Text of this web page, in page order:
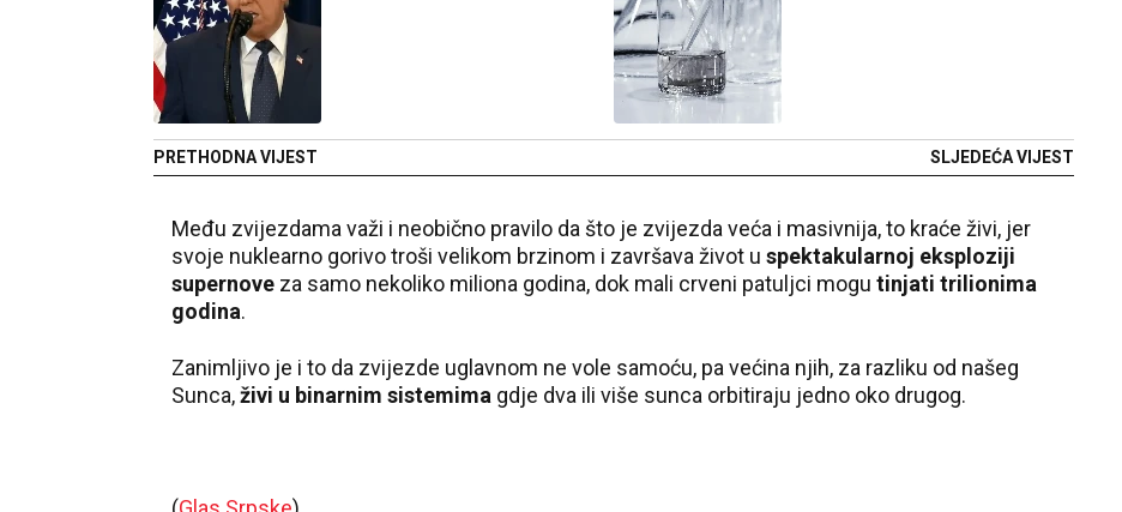
PRETHODNA VIJEST SLJEDEĆA VIJEST
Među zvijezdama važi i neobično pravilo da što je zvijezda veća i masivnija, to kraće živi, jer
svoje nuklearno gorivo troši velikom brzinom i završava život u spektakularnoj eksploziji
supernove za samo nekoliko miliona godina, dok mali crveni patuljci mogu tinjati trilionima
godina.
Zanimljivo je i to da zvijezde uglavnom ne vole samoću, pa većina njih, za razliku od našeg
Sunca,živi u binarnim sistemima gdje dva ili više sunca orbitiraju jedno oko drugog.